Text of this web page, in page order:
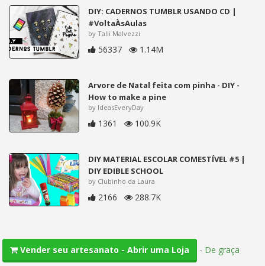
DIY: CADERNOS TUMBLR USANDO CD |
#VoltaÀsAulas
by Talli Malvezzi
56337 1.14M
Arvore de Natal feita com pinha - DIY -
How to make a pine
by IdeasEveryDay
1361 100.9K
DIY MATERIAL ESCOLAR COMESTÍVEL #5 |
DIY EDIBLE SCHOOL
by Clubinho da Laura
2166 288.7K
Vender seu artesanato - Abrir uma Loja - De graça